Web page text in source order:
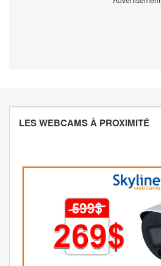
LES WEBCAMS À PROXIMITÉ